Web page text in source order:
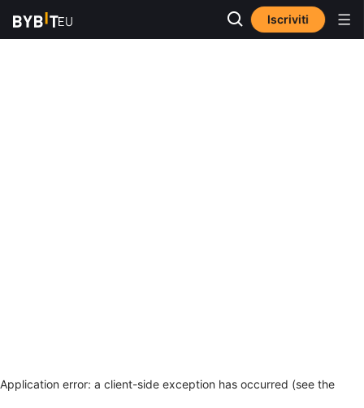
Iscriviti
Application error: a client-side exception has occurred (see the